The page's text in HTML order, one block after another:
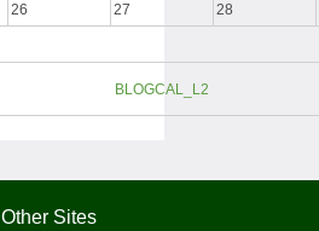
26 27
28
BLOGCAL_L2
Other Sites